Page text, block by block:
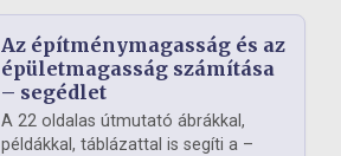
Az építménymagasság és az
épületmagasság számítása
– segédlet
A 22 oldalas útmutató ábrákkal,
példákkal, táblázattal is segíti a –